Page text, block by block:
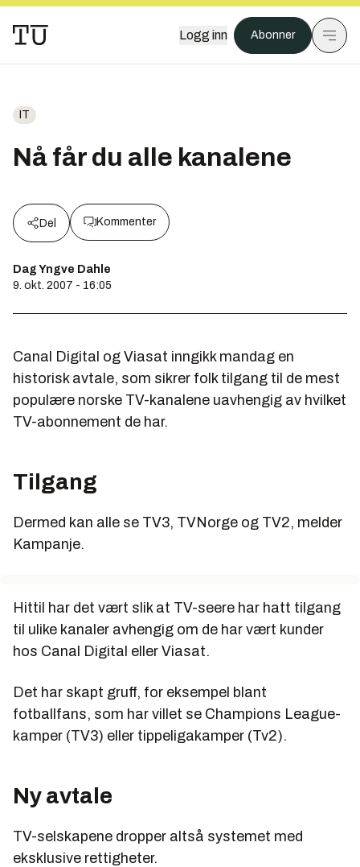
Logg inn Abonner
IT
Nå får du alle kanalene
Del Kommenter
Dag Yngve Dahle
9. okt. 2007 - 16:05
Canal Digital og Viasat inngikk mandag en
historisk avtale, som sikrer folk tilgang til de mest
populære norske TV-kanalene uavhengig av hvilket
TV-abonnement de har.
Tilgang
Dermed kan alle se TV3, TVNorge og TV2, melder
Kampanje.
Hittil har det vært slik at TV-seere har hatt tilgang
til ulike kanaler avhengig om de har vært kunder
hos Canal Digital eller Viasat.
Det har skapt gruff, for eksempel blant
fotballfans, som har villet se Champions League-
kamper (TV3) eller tippeligakamper (Tv2).
Ny avtale
TV-selskapene dropper altså systemet med
eksklusive rettigheter.